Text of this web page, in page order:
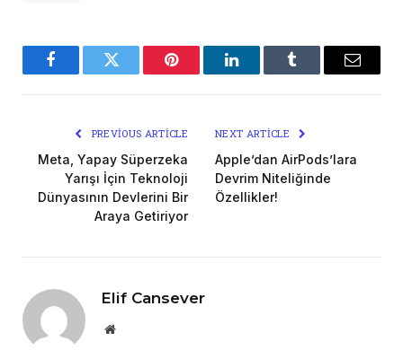
FacebookTwitter Pinterest LinkedInTumblr Email
PREVIOUS ARTICLE
Meta, Yapay Süperzeka
Yarışı İçin Teknoloji
Dünyasının Devlerini Bir
Araya Getiriyor
NEXT ARTICLE
Apple’dan AirPods’lara
Devrim Niteliğinde
Özellikler!
Elif Cansever
Website